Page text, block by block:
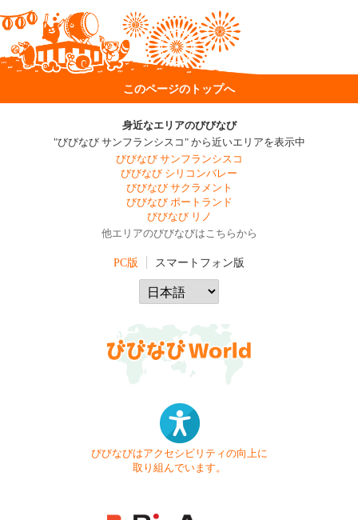
このページのトップへ
身近なエリアのびびなび
"びびなび サンフランシスコ" から近いエリアを表示中
びびなび サンフランシスコ
びびなび シリコンバレー
びびなび サクラメント
びびなび ポートランド
びびなび リノ
他エリアのびびなびはこちらから
PC版 スマートフォン版
びびなびはアクセシビリティの向上に
取り組んでいます。